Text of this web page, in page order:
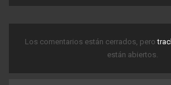
Los comentarios están cerrados, pero
están abiertos.